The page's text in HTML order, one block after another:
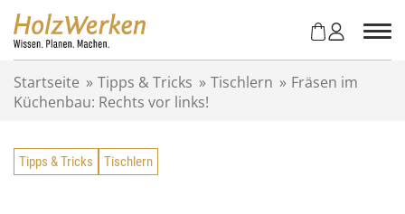
Startseite » Tipps & Tricks » Tischlern » Fräsen im
Küchenbau: Rechts vor links!
Tipps & Tricks Tischlern